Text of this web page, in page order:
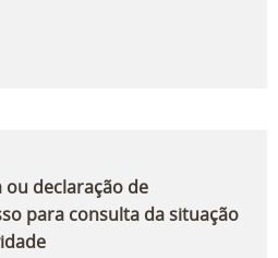
declaração de
para consulta da situação